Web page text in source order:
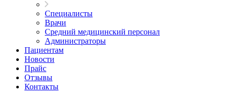
Специалисты
Врачи
Средний медицинский персонал
Администраторы
Пациентам
Новости
Прайс
Отзывы
Контакты